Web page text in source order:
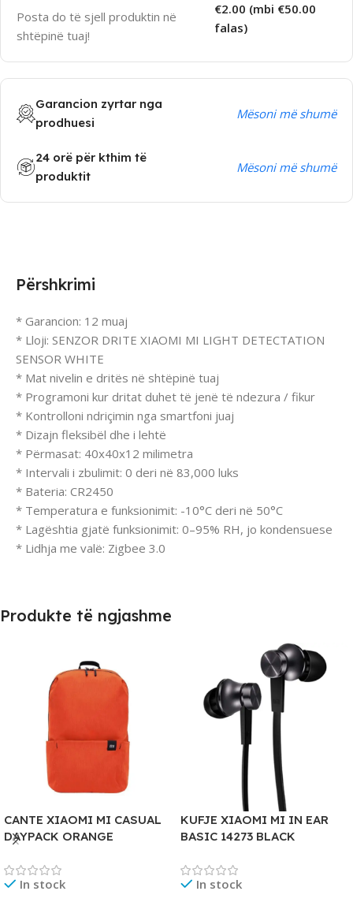
Posta do të sjell produktin në
shtëpinë tuaj!
€2.00 (mbi €50.00
falas)
Garancion zyrtar nga
prodhuesi
Mësoni më shumë
24 orë për kthim të
produktit
Mësoni më shumë
Përshkrimi
* Garancion: 12 muaj
* Lloji: SENZOR DRITE XIAOMI MI LIGHT DETECTATION
SENSOR WHITE
* Mat nivelin e dritës në shtëpinë tuaj
* Programoni kur dritat duhet të jenë të ndezura / fikur
* Kontrolloni ndriçimin nga smartfoni juaj
* Dizajn fleksibël dhe i lehtë
* Përmasat: 40x40x12 milimetra
* Intervali i zbulimit: 0 deri në 83,000 luks
* Bateria: CR2450
* Temperatura e funksionimit: -10°C deri në 50°C
* Lagështia gjatë funksionimit: 0–95% RH, jo kondensuese
* Lidhja me valë: Zigbee 3.0
Produkte të ngjashme
CANTE XIAOMI MI CASUAL
DAYPACK ORANGE
In stock
KUFJE XIAOMI MI IN EAR
BASIC 14273 BLACK
In stock